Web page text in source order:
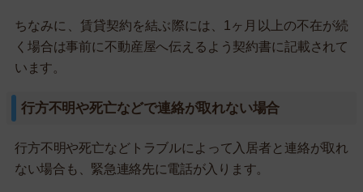
ちなみに、賃貸契約を結ぶ際には、1ヶ月以上の不在が続
く場合は事前に不動産屋へ伝えるよう契約書に記載されて
います。
行方不明や死亡などで連絡が取れない場合
行方不明や死亡などトラブルによって入居者と連絡が取れ
ない場合も、緊急連絡先に電話が入ります。